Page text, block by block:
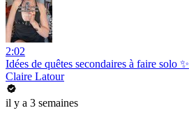
2:02
Idées de quêtes secondaires à faire solo ✨
Claire Latour
il y a 3 semaines